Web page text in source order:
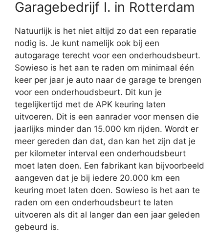
Garagebedrijf I. in Rotterdam
Natuurlijk is het niet altijd zo dat een reparatie
nodig is. Je kunt namelijk ook bij een
autogarage terecht voor een onderhoudsbeurt.
Sowieso is het aan te raden om minimaal één
keer per jaar je auto naar de garage te brengen
voor een onderhoudsbeurt. Dit kun je
tegelijkertijd met de APK keuring laten
uitvoeren. Dit is een aanrader voor mensen die
jaarlijks minder dan 15.000 km rijden. Wordt er
meer gereden dan dat, dan kan het zijn dat je
per kilometer interval een onderhoudsbeurt
moet laten doen. Een fabrikant kan bijvoorbeeld
aangeven dat je bij iedere 20.000 km een
keuring moet laten doen. Sowieso is het aan te
raden om een onderhoudsbeurt te laten
uitvoeren als dit al langer dan een jaar geleden
gebeurd is.